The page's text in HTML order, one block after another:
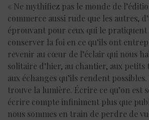
« Ne mythifiez pas le monde de
commerce aussi rude que les autres,
éprouvant pour ceux qui le
conserver la foi en ce qu’ils ont
revenir au cœur de l’éclair qui nous
solitaire d’hier, au chantier, aux petits
aux échanges qu’ils rendent possibles.
trouve la lumière. Écrire ce qu’on est
écrire compte infiniment plus que
nous sommes en train de perdre de